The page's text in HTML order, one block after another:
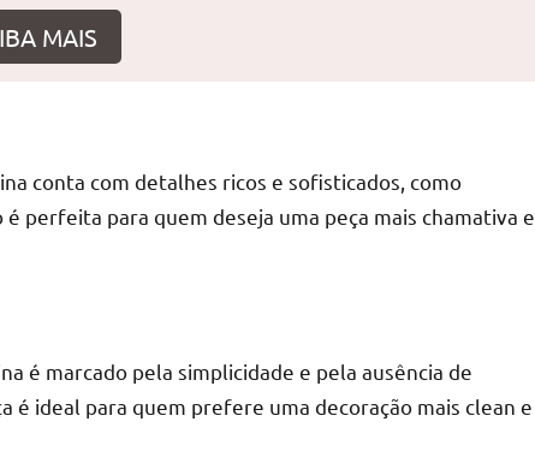
MAIS
conta com detalhes ricos e sofisticados, como
perfeita para quem deseja uma peça mais chamativa e
é marcado pela simplicidade e pela ausência de
é ideal para quem prefere uma decoração mais clean e